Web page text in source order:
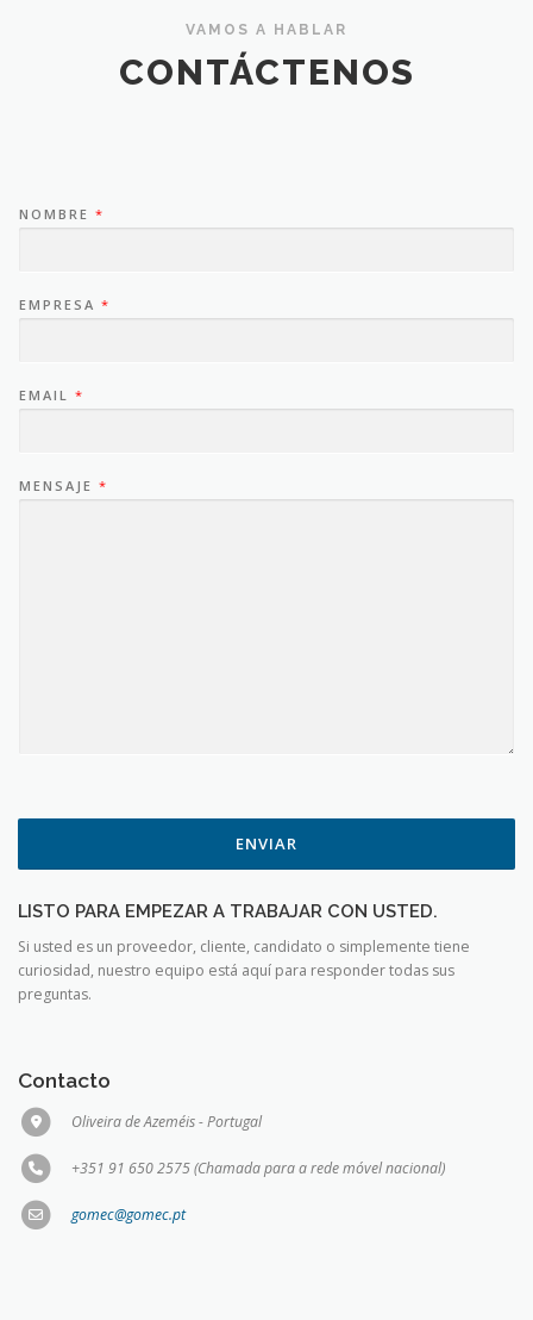
VAMOS A HABLAR
CONTÁCTENOS
NOMBRE *
EMPRESA *
EMAIL *
MENSAJE *
ENVIAR
LISTO PARA EMPEZAR A TRABAJAR CON USTED.
Si usted es un proveedor, cliente, candidato o simplemente tiene
curiosidad, nuestro equipo está aquí para responder todas sus
preguntas.
Contacto
Oliveira de Azeméis - Portugal
+351 91 650 2575 (Chamada para a rede móvel nacional)
gomec@gomec.pt